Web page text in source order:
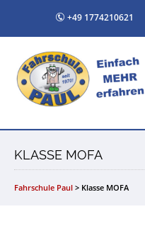
+49 1774210621
KLASSE MOFA
Fahrschule Paul > Klasse MOFA